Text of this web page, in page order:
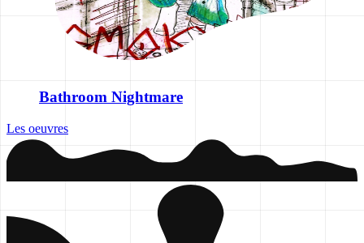
Bathroom Nightmare
Les oeuvres